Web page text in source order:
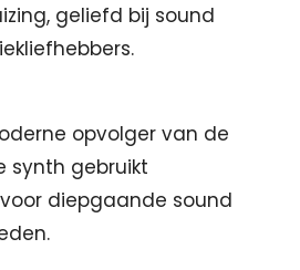
geliefd bij sound
opvolger van de
synth gebruikt
diepgaande sound